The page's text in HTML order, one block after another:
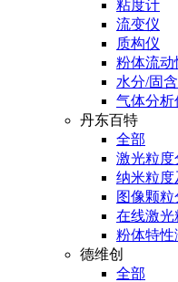
粘度计
流变仪
质构仪
粉体流动
水分/固
气体分析
丹东百特
全部
激光粒度
纳米粒度
图像颗粒
在线激光
粉体特性
德维创
全部